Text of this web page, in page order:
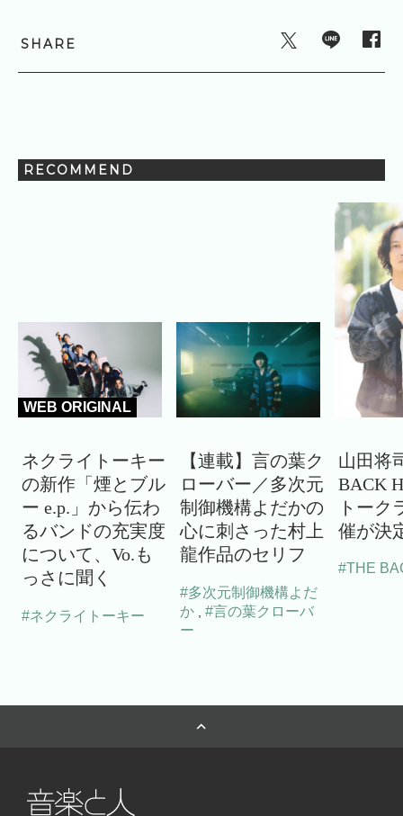
SHARE
RECOMMEND
WEB ORIGINAL
ネクライトーキー
の新作「煙とブル
ー e.p.」から伝わ
るバンドの充実度
について、Vo.も
っさに聞く
#ネクライトーキー
【連載】言の葉ク
ローバー／多次元
制御機構よだかの
心に刺さった村上
龍作品のセリフ
#多次元制御機構よだ
か , #言の葉クローバ
ー
山田将
BACK
トーク
催が決
#THE